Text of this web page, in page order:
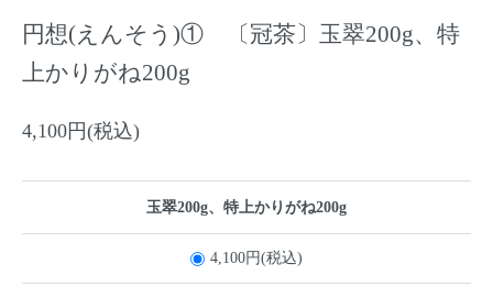
円想(えんそう)① 〔冠茶〕玉翠200g、特
上かりがね200g
4,100円(税込)
玉翠200g、特上かりがね200g
4,100円(税込)